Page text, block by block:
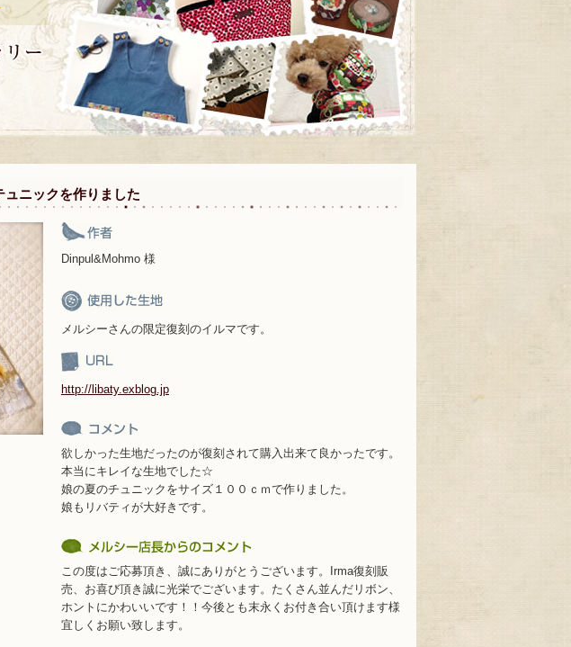
ニックを作りました
Dinpul&Mohmo 様
メルシーさんの限定復刻のイルマです。
http://libaty.exblog.jp
欲しかった生地だったのが復刻されて購入出来て良かったです。
本当にキレイな生地でした☆
娘の夏のチュニックをサイズ１００ｃｍで作りました。
娘もリバティが大好きです。
この度はご応募頂き、誠にありがとうございます。Irma復刻販
売、お喜び頂き誠に光栄でございます。たくさん並んだリボン、
ホントにかわいいです！！今後とも末永くお付き合い頂けます様
宜しくお願い致します。